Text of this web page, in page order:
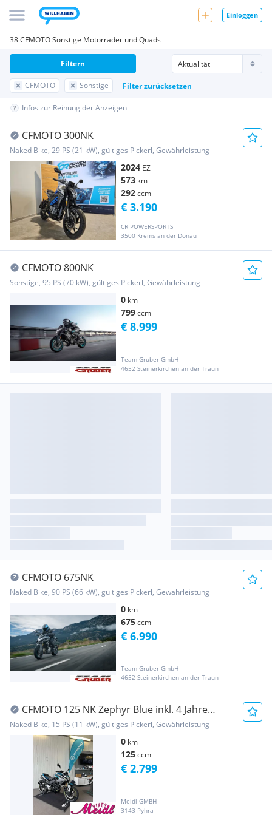
Einloggen
38 CFMOTO Sonstige Motorräder und Quads
CFMOTO Sonstige Filter zurücksetzen
Filtern
Infos zur Reihung der Anzeigen
CFMOTO 300NK
Naked Bike, 29 PS (21 kW), gültiges Pickerl, Gewährleistung
2024 EZ
573 km
292ccm
CR POWERSPORTS
3500 Krems an der Donau
€ 3.190
CFMOTO 800NK
Sonstige, 95 PS (70 kW), gültiges Pickerl, Gewährleistung
0 km
799ccm
Team Gruber GmbH
4652 Steinerkirchen an der Traun
€ 8.999
CFMOTO 675NK
Naked Bike, 90 PS (66 kW), gültiges Pickerl, Gewährleistung
0 km
675ccm
Team Gruber GmbH
4652 Steinerkirchen an der Traun
€ 6.990
CFMOTO 125 NK Zephyr Blue inkl. 4 Jahre
Garan...
Naked Bike, 15 PS (11 kW), gültiges Pickerl, Gewährleistung
0 km
125ccm
Meidl GMBH
3143 Pyhra
€ 2.799